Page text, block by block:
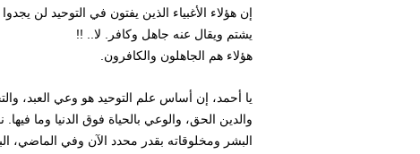
إن هؤلاء الأغبياء الذين يفتون في التوحيد لن
يشتم ويقال عنه جاهل وكافر. لا.. !!
هؤلاء هم الجاهلون والكافرون.
يا أحمد، إن أساس علم التوحيد هو وعي العبد،
والدين الحق، والوعي بالحياة فوق الدنيا وما
البشر ومخلوقاته بقدر محدد الآن وفي الماضي،